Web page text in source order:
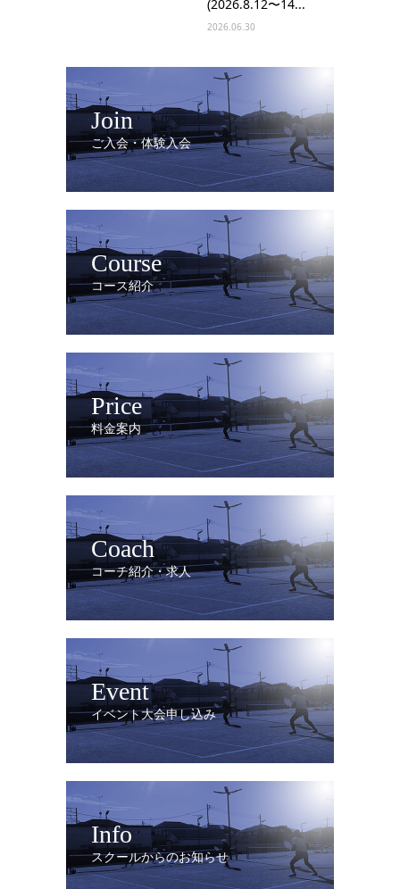
(2026.8.12〜14...
2026.06.30
Join
ご入会・体験入会
Course
コース紹介
Price
料金案内
Coach
コーチ紹介・求人
Event
イベント大会申し込み
Info
スクールからのお知らせ